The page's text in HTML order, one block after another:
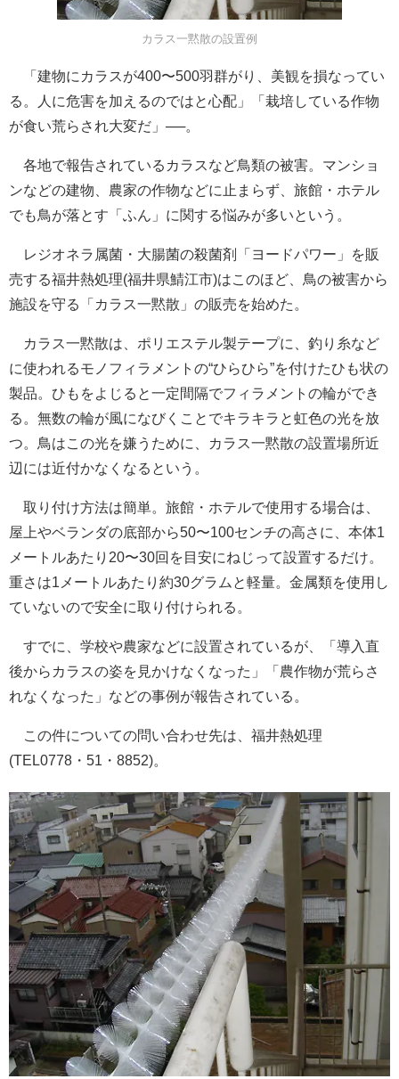
カラス一黙散の設置例
「建物にカラスが400〜500羽群がり、美観を損なってい
る。人に危害を加えるのではと心配」「栽培している作物
が食い荒らされ大変だ」──。
各地で報告されているカラスなど鳥類の被害。マンショ
ンなどの建物、農家の作物などに止まらず、旅館・ホテル
でも鳥が落とす「ふん」に関する悩みが多いという。
レジオネラ属菌・大腸菌の殺菌剤「ヨードパワー」を販
売する福井熱処理(福井県鯖江市)はこのほど、鳥の被害から
施設を守る「カラス一黙散」の販売を始めた。
カラス一黙散は、ポリエステル製テープに、釣り糸など
に使われるモノフィラメントの“ひらひら”を付けたひも状の
製品。ひもをよじると一定間隔でフィラメントの輪ができ
る。無数の輪が風になびくことでキラキラと虹色の光を放
つ。鳥はこの光を嫌うために、カラス一黙散の設置場所近
辺には近付かなくなるという。
取り付け方法は簡単。旅館・ホテルで使用する場合は、
屋上やベランダの底部から50〜100センチの高さに、本体1
メートルあたり20〜30回を目安にねじって設置するだけ。
重さは1メートルあたり約30グラムと軽量。金属類を使用し
ていないので安全に取り付けられる。
すでに、学校や農家などに設置されているが、「導入直
後からカラスの姿を見かけなくなった」「農作物が荒らさ
れなくなった」などの事例が報告されている。
この件についての問い合わせ先は、福井熱処理
(TEL0778・51・8852)。